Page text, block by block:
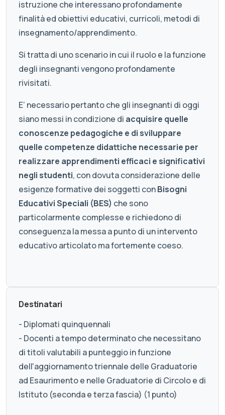
istruzione che interessano profondamente
finalità ed obiettivi educativi, curricoli, metodi di
insegnamento/apprendimento.
Si tratta di uno scenario in cui il ruolo e la funzione
degli insegnanti vengono profondamente
rivisitati.
E’ necessario pertanto che gli insegnanti di oggi
siano messi in condizione di acquisire quelle
conoscenze pedagogiche e di sviluppare
quelle competenze didattiche necessarie per
realizzare apprendimenti efficaci e significativi
negli studenti, con dovuta considerazione delle
esigenze formative dei soggetti conBisogni
Educativi Speciali (BES) che sono
particolarmente complesse e richiedono di
conseguenza la messa a punto di un intervento
educativo articolato ma fortemente coeso.
Destinatari
- Diplomati quinquennali
- Docenti a tempo determinato che necessitano
di titoli valutabili a punteggio in funzione
dell'aggiornamento triennale delle Graduatorie
ad Esaurimento e nelle Graduatorie di Circolo e di
Istituto (seconda e terza fascia) (1 punto)